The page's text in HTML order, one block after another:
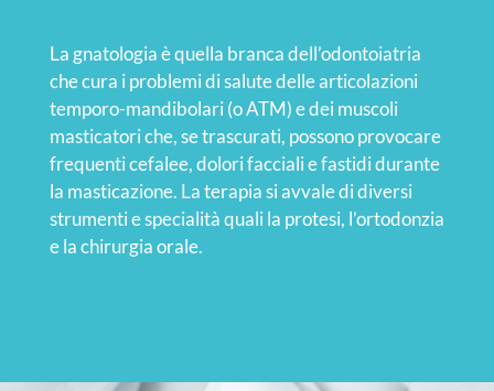
La gnatologia è quella branca dell’odontoiatria
che cura i problemi di salute delle articolazioni
temporo-mandibolari (o ATM) e dei muscoli
masticatori che, se trascurati, possono provocare
frequenti cefalee, dolori facciali e fastidi durante
la masticazione. La terapia si avvale di diversi
strumenti e specialità quali la protesi, l’ortodonzia
e la chirurgia orale.